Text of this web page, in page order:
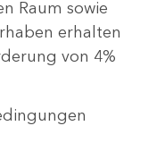
Raum sowie
erhalten
von 4%